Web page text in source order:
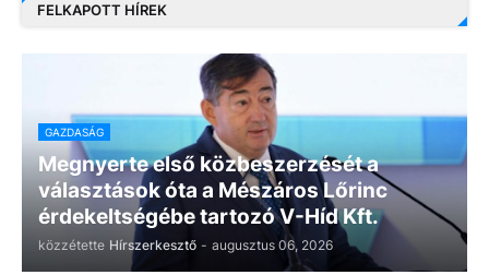
FELKAPOTT HÍREK
GAZDASÁG
Megnyerte első közbeszerzését a
választások óta a Mészáros Lőrinc
érdekeltségébe tartozó V-Híd Kft.
közzétette Hírszerkesztő - augusztus 06, 2026